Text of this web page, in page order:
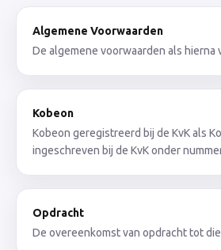
Algemene Voorwaarden
De algemene voorwaarden als hierna
Kobeon
Kobeon geregistreerd bij de KvK als
ingeschreven bij de KvK onder
Opdracht
De overeenkomst van opdracht tot